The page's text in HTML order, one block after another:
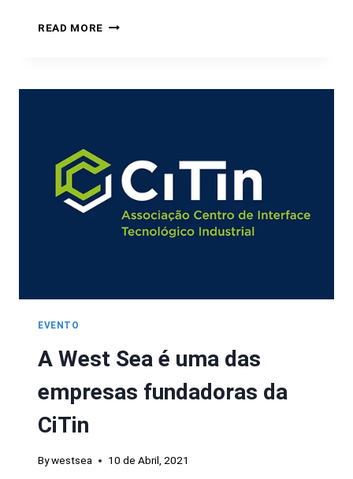
READ MORE
EVENTO
A West Sea é uma das
empresas fundadoras da
CiTin
Bywestsea 10 de Abril, 2021